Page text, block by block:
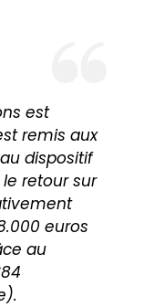
est
remis aux
dispositif
retour sur
euros
au